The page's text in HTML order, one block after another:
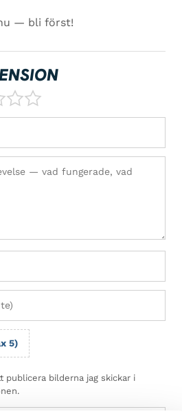
— bli först!
3/54/5
5)
publicera bilderna jag skickar i